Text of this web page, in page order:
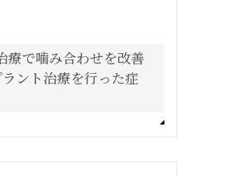
療で噛み合わせを改善
ント治療を行った症